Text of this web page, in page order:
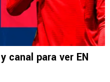
canal para ver EN